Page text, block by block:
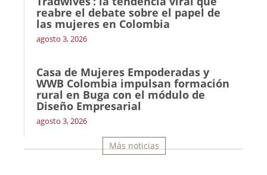
reabre el debate sobre el papel de
las mujeres en Colombia
agosto 3, 2026
Casa de Mujeres Empoderadas y
WWB Colombia impulsan formación
rural en Buga con el módulo de
Diseño Empresarial
agosto 3, 2026
Más noticias